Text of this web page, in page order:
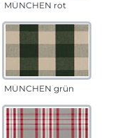
MÜNCHEN rot
MÜNCHEN grün